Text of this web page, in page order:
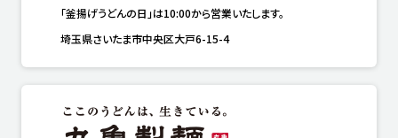
「釜揚げうどんの日」は10:00から営業いたします。
埼玉県さいたま市中央区大戸6-15-4